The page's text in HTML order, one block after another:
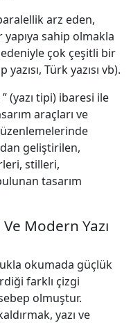
arz eden,
sahip olmakla
çok çeşitli bir
Türk yazısı vb).
(yazı tipi) ibaresi ile
araçları ve
geliştirilen,
stilleri,
tasarım
Modern Yazı
okumada güçlük
farklı çizgi
olmuştur.
yazı ve